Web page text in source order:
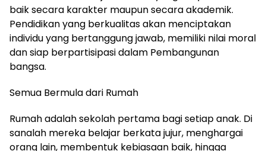
baik secara karakter maupun secara akademik.
Pendidikan yang berkualitas akan menciptakan
individu yang bertanggung jawab, memiliki nilai moral
dan siap berpartisipasi dalam Pembangunan
bangsa.
Semua Bermula dari Rumah
Rumah adalah sekolah pertama bagi setiap anak. Di
sanalah mereka belajar berkata jujur, menghargai
orang lain, membentuk kebiasaan baik, hingga